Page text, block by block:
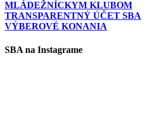
MLÁDEŽNÍCKYM KLUBOM
TRANSPARENTNÝ ÚČET SBA
VÝBEROVÉ KONANIA
SBA na Instagrame